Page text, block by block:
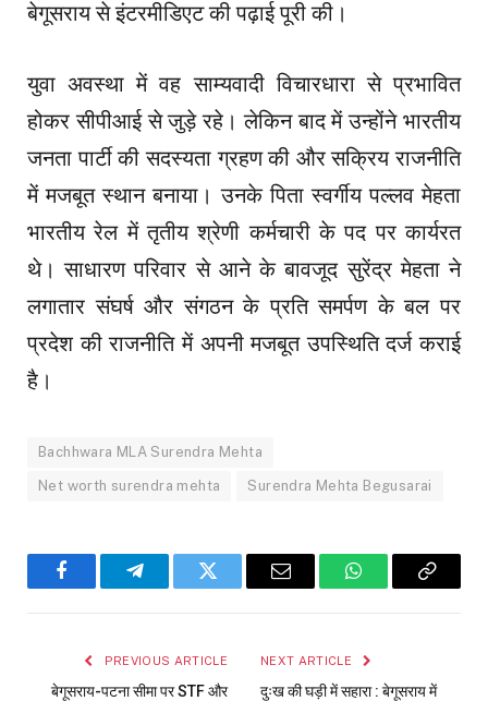
बेगूसराय से इंटरमीडिएट की पढ़ाई पूरी की।
युवा अवस्था में वह साम्यवादी विचारधारा से प्रभावित
होकर सीपीआई से जुड़े रहे। लेकिन बाद में उन्होंने भारतीय
जनता पार्टी की सदस्यता ग्रहण की और सक्रिय राजनीति
में मजबूत स्थान बनाया। उनके पिता स्वर्गीय पल्लव मेहता
भारतीय रेल में तृतीय श्रेणी कर्मचारी के पद पर कार्यरत
थे। साधारण परिवार से आने के बावजूद सुरेंद्र मेहता ने
लगातार संघर्ष और संगठन के प्रति समर्पण के बल पर
प्रदेश की राजनीति में अपनी मजबूत उपस्थिति दर्ज कराई
है।
Bachhwara MLA Surendra Mehta
Net worth surendra mehta Surendra Mehta Begusarai
FacebookTelegramTwitter Email WhatsAppCopy
PREVIOUS ARTICLE
बेगूसराय-पटना सीमा पर STF और
NEXT ARTICLE
दुःख की घड़ी में सहारा : बेगूसराय में